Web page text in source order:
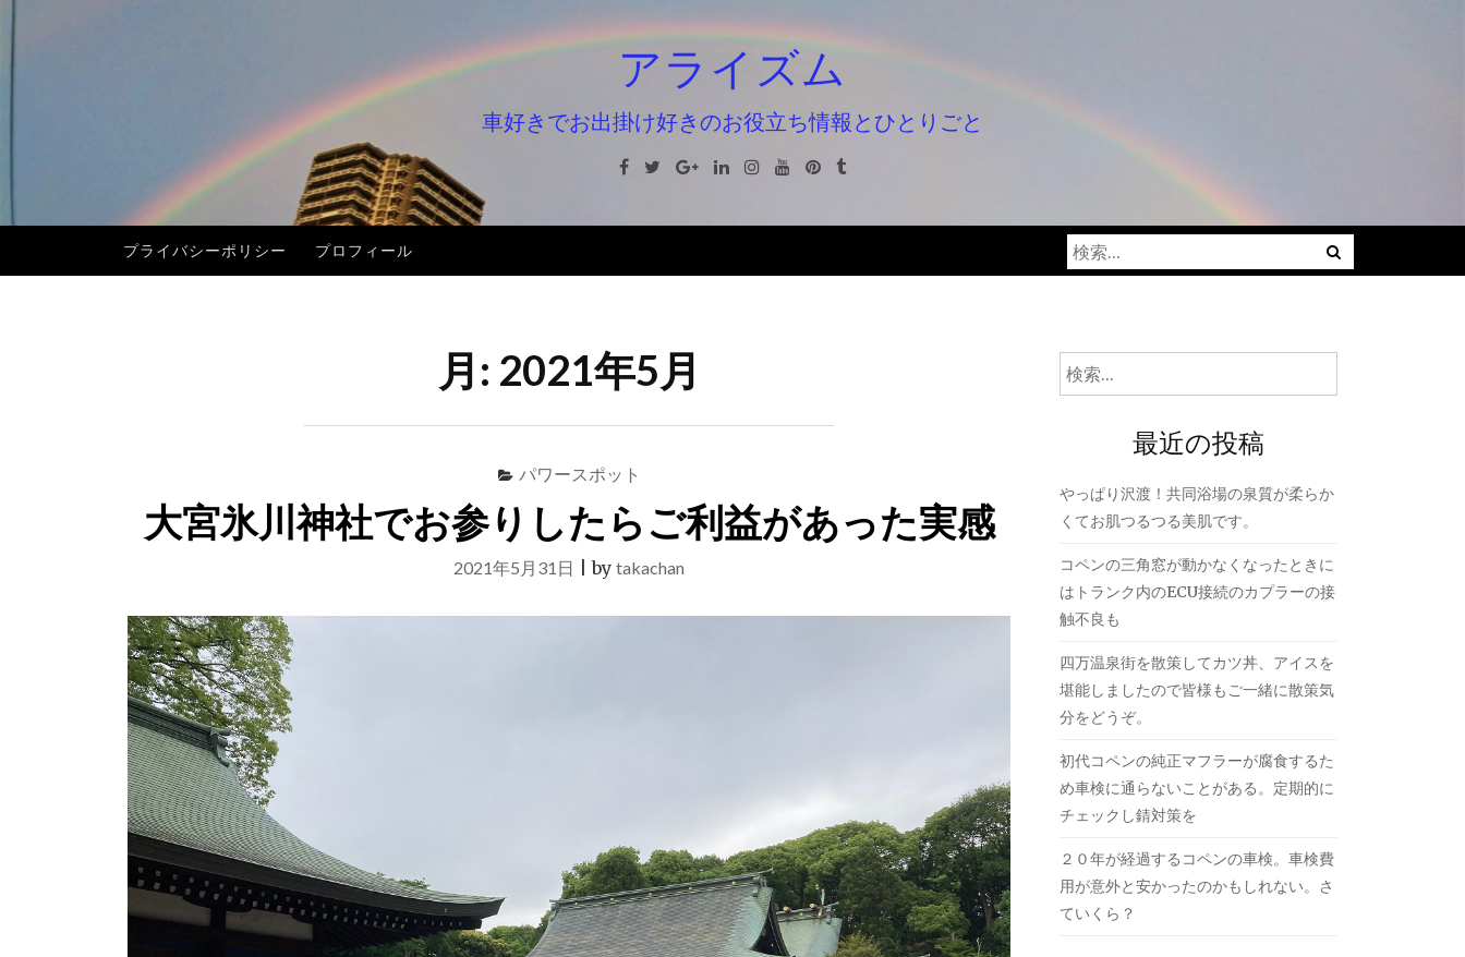
キ
アライズム
車好きでお出掛け好きのお役立ち情報とひとりごと
Facebook
TwitterGoogle+LinkedinInstagramYoutubePinterest
Tumblr
プライバシーポリシー プロフィール
検
索:
月: 2021年5月
パワースポット
大宮氷川神社でお参りしたらご利益があった実感
2021年5月31日 |by takachan
検
索:
最近の投稿
やっぱり沢渡！共同浴場の泉質が柔らか
くてお肌つるつる美肌です。
コペンの三角窓が動かなくなったときに
はトランク内のECU接続のカプラーの接
触不良も
四万温泉街を散策してカツ丼、アイスを
堪能しましたので皆様もご一緒に散策気
分をどうぞ。
初代コペンの純正マフラーが腐食するた
め車検に通らないことがある。定期的に
チェックし錆対策を
２０年が経過するコペンの車検。車検費
用が意外と安かったのかもしれない。さ
ていくら？